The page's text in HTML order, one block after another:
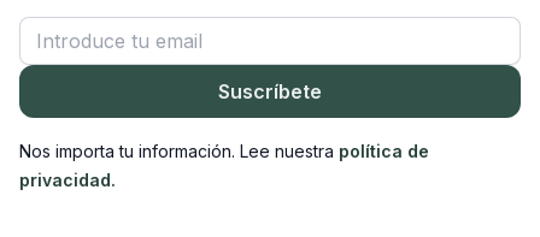
Correo electrónico
Suscríbete
Nos importa tu información. Lee nuestra política de
privacidad.